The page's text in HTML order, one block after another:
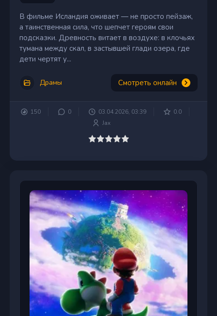
В фильме Исландия оживает — не просто пейзаж,
а таинственная сила, что шепчет героям свои
подсказки. Древность витает в воздухе: в клочьях
тумана между скал, в застывшей глади озера, где
дети чертят у...
Драмы Смотреть онлайн
150 0 03.04.2026, 03:39
0.0
Jax